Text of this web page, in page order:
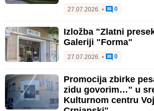
27.07.2026. • 0
Izložba "Zlatni
Galeriji "Forma"
27.07.2026. • 0
Promocija zbirke
zidu govorim…" u
Kulturnom centru